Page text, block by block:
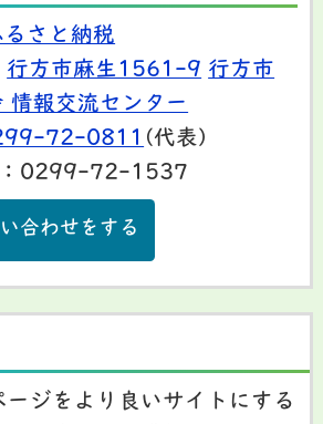
さと納税
行方市麻生1561-9 行方市
情報交流センター
72-0811 (代表)
：0299-72-1537
合わせをする
ージをより良いサイトにする